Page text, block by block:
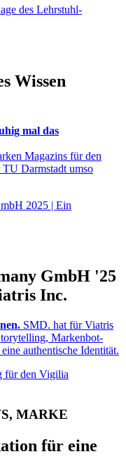
Wissen
mal das
Magazins für den
Darm­stadt umso
GmbH '25
Inc.
SMD. hat für Viatris
Marken­bot­
au­then­ti­sche Identität.
MARKE
für eine